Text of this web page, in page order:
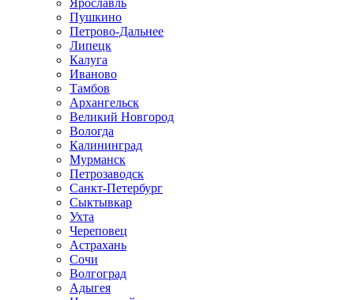
Пушкино
Петрово-Дальнее
Липецк
Калуга
Иваново
Тамбов
Архангельск
Великий Новгород
Вологда
Калининград
Мурманск
Петрозаводск
Санкт-Петербург
Сыктывкар
Ухта
Череповец
Астрахань
Сочи
Волгоград
Адыгея